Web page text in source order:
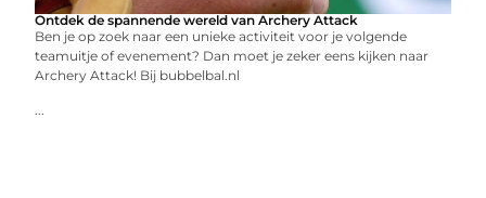
Ontdek de spannende wereld van Archery Attack
Ben je op zoek naar een unieke activiteit voor je volgende
teamuitje of evenement? Dan moet je zeker eens kijken naar
Archery Attack! Bij bubbelbal.nl
...